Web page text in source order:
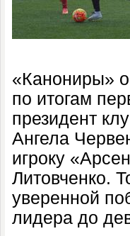
«Канониры»
по итогам
президент
Ангела
игроку
Литовченко.
уверенной
лидера до